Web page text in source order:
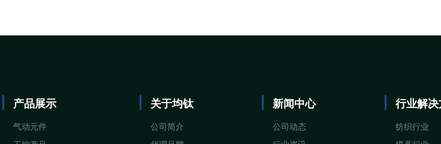
产品展示
气动元件
关于均钛
公司简介
新闻中心
公司动态
行业解决
纺织行业